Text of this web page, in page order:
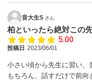
音大生S さん
柏といったら絶対この
5.00
投稿日 2023/06/01
小さい頃から先生に習い、
もちろん、話すだけで前